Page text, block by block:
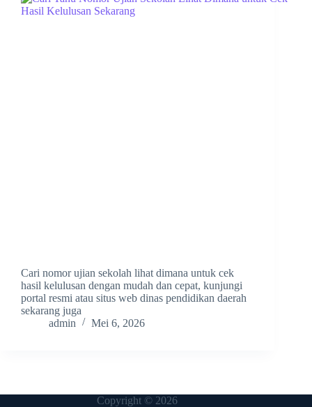
Cari nomor ujian sekolah lihat dimana untuk cek
hasil kelulusan dengan mudah dan cepat, kunjungi
portal resmi atau situs web dinas pendidikan daerah
sekarang juga
admin
Mei 6, 2026
Copyright © 2026